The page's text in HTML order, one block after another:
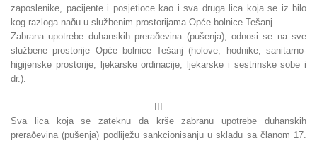
zaposlenike, pacijente i posjetioce kao i sva druga lica koja se iz bilo
kog razloga naðu u službenim prostorijama Opće bolnice Tešanj.
Zabrana upotrebe duhanskih preraðevina (pušenja), odnosi se na sve
službene prostorije Opće bolnice Tešanj (holove, hodnike, sanitarno-
higijenske prostorije, ljekarske ordinacije, ljekarske i sestrinske sobe i
dr.).
Sva lica koja se zateknu da krše zabranu upotrebe duhanskih
preraðevina (pušenja) podliježu sankcionisanju u skladu sa članom 17.